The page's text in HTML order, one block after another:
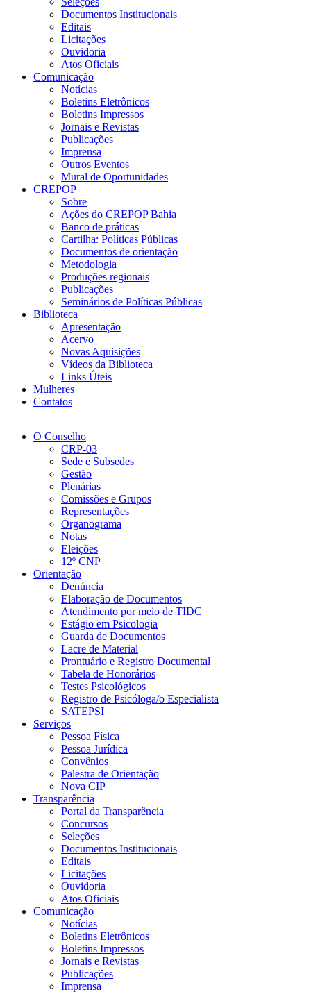
Documentos Institucionais
Editais
Licitações
Ouvidoria
Atos Oficiais
Comunicação
Notícias
Boletins Eletrônicos
Boletins Impressos
Jornais e Revistas
Publicações
Imprensa
Outros Eventos
Mural de Oportunidades
CREPOP
Sobre
Ações do CREPOP Bahia
Banco de práticas
Cartilha: Políticas Públicas
Documentos de orientação
Metodologia
Produções regionais
Publicações
Seminários de Políticas Públicas
Biblioteca
Apresentação
Acervo
Novas Aquisições
Vídeos da Biblioteca
Links Úteis
Mulheres
Contatos
O Conselho
CRP-03
Sede e Subsedes
Gestão
Plenárias
Comissões e Grupos
Representações
Organograma
Notas
Eleições
12º CNP
Orientação
Denúncia
Elaboração de Documentos
Atendimento por meio de TIDC
Estágio em Psicologia
Guarda de Documentos
Lacre de Material
Prontuário e Registro Documental
Tabela de Honorários
Testes Psicológicos
Registro de Psicóloga/o Especialista
SATEPSI
Serviços
Pessoa Física
Pessoa Jurídica
Convênios
Palestra de Orientação
Nova CIP
Transparência
Portal da Transparência
Concursos
Seleções
Documentos Institucionais
Editais
Licitações
Ouvidoria
Atos Oficiais
Comunicação
Notícias
Boletins Eletrônicos
Boletins Impressos
Jornais e Revistas
Publicações
Imprensa